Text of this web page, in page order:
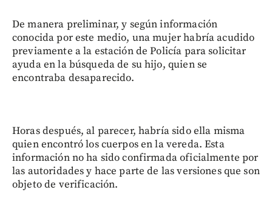
De manera preliminar, y según información
conocida por este medio, una mujer habría acudido
previamente a la estación de Policía para solicitar
ayuda en la búsqueda de su hijo, quien se
encontraba desaparecido.
Horas después, al parecer, habría sido ella misma
quien encontró los cuerpos en la vereda. Esta
información no ha sido confirmada oficialmente por
las autoridades y hace parte de las versiones que son
objeto de verificación.